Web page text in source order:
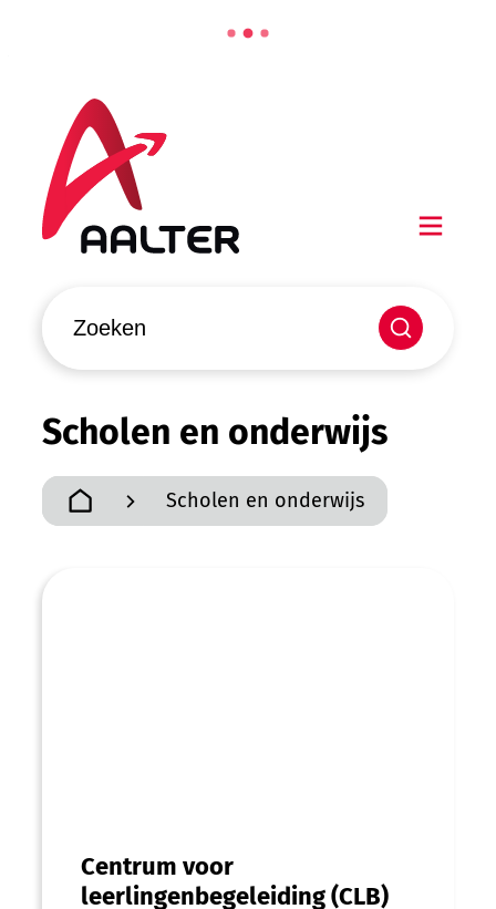
Aalter
Zoeken
Scholen en onderwijs
Startpagina
Scholen en onderwijs
A tot Z
Centrum voor
leerlingenbegeleiding (CLB)